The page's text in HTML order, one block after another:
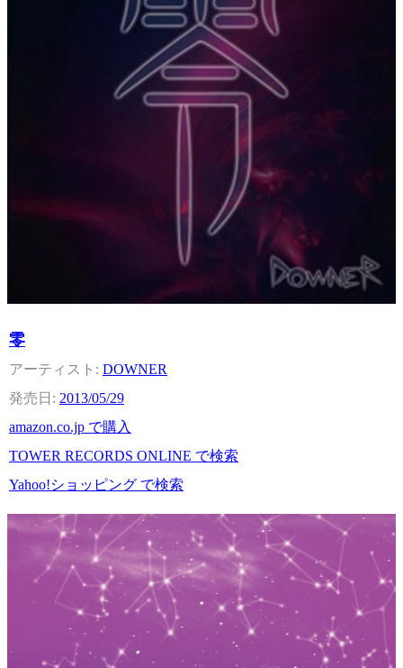
零
DOWNER
2013/05/29
amazon.co.jp で購入
TOWER RECORDS ONLINE で検索
Yahoo!ショッピング で検索